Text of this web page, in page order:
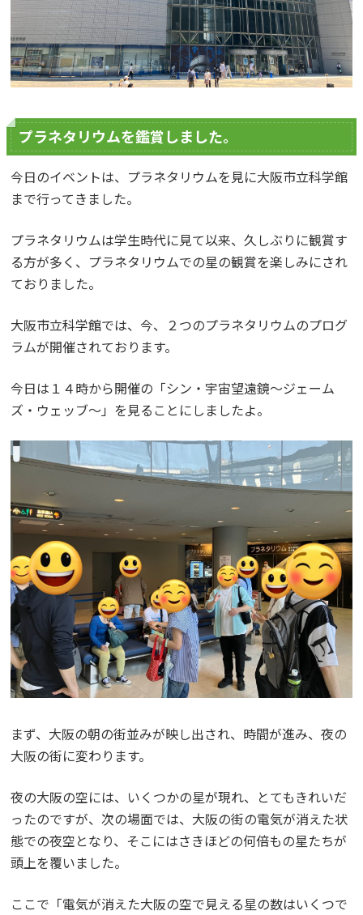
プラネタリウムを鑑賞しました。
今日のイベントは、プラネタリウムを見に大阪市立科学館
まで行ってきました。
プラネタリウムは学生時代に見て以来、久しぶりに観賞す
る方が多く、プラネタリウムでの星の観賞を楽しみにされ
ておりました。
大阪市立科学館では、今、２つのプラネタリウムのプログ
ラムが開催されております。
今日は１４時から開催の「シン・宇宙望遠鏡～ジェーム
ズ・ウェッブ～」を見ることにしましたよ。
まず、大阪の朝の街並みが映し出され、時間が進み、夜の
大阪の街に変わります。
夜の大阪の空には、いくつかの星が現れ、とてもきれいだ
ったのですが、次の場面では、大阪の街の電気が消えた状
態での夜空となり、そこにはさきほどの何倍もの星たちが
頭上を覆いました。
ここで「電気が消えた大阪の空で見える星の数はいくつで